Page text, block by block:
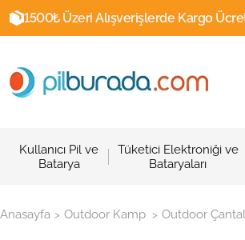
1500₺ Üzeri Alışverişlerde Kargo
Kullanıcı Pil ve
Batarya
Tüketici Elektroniği ve
Bataryaları
Anasayfa > Outdoor Kamp > Outdoor